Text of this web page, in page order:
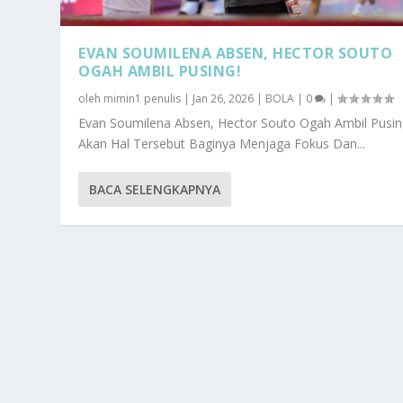
EVAN SOUMILENA ABSEN, HECTOR SOUTO
OGAH AMBIL PUSING!
oleh mimin1 penulis | Jan 26, 2026 | BOLA | 0 |
Evan Soumilena Absen, Hector Souto Ogah Ambil
Akan Hal Tersebut Baginya Menjaga Fokus Dan...
BACA SELENGKAPNYA